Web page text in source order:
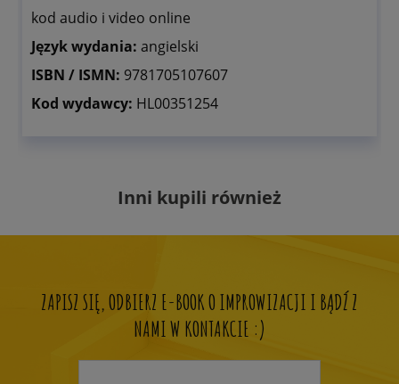
kod audio i video online
Język wydania: angielski
ISBN / ISMN: 9781705107607
Kod wydawcy: HL00351254
Inni kupili również
ZAPISZ SIĘ, ODBIERZ E-BOOK O IMPROWIZACJI I BĄDŹ Z
NAMI W KONTAKCIE :)